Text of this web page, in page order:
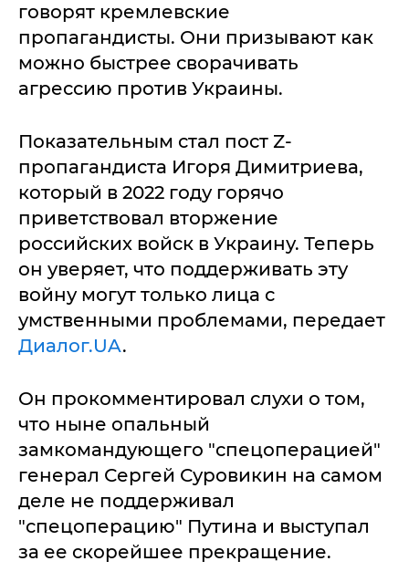
говорят кремлевские
пропагандисты. Они призывают как
можно быстрее сворачивать
агрессию против Украины.
Показательным стал пост Z-
пропагандиста Игоря Димитриева,
который в 2022 году горячо
приветствовал вторжение
российских войск в Украину. Теперь
он уверяет, что поддерживать эту
войну могут только лица с
умственными проблемами, передает
Диалог.UA.
Он прокомментировал слухи о том,
что ныне опальный
замкомандующего "спецоперацией"
генерал Сергей Суровикин на самом
деле не поддерживал
"спецоперацию" Путина и выступал
за ее скорейшее прекращение.